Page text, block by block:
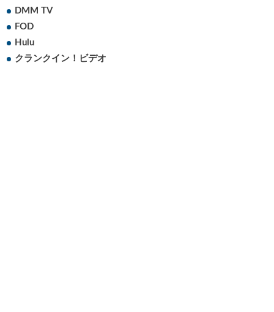
DMM TV
FOD
Hulu
クランクイン！ビデオ